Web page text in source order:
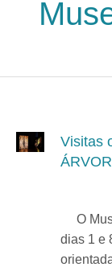
Passar para o
Visitas
O
dias 1 e